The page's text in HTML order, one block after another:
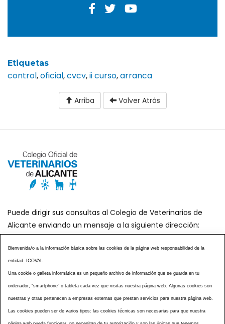
Etiquetas
control,oficial,cvcv,ii curso,arranca
Arriba Volver Atrás
Puede dirigir sus consultas al Colegio de Veterinarios de
Alicante enviando un mensaje a la siguiente dirección:
secretaria@icoval.org
¿SABÍAS QUÉ?
CENTROS VETERINARIOS
TABLÓN ANUNCIOS
CURSOS Y EVENTOS
TÉRMINOS Y CONDICIONES
ESPECIAL COVID 19
Bienvenida/o a la información básica sobre las cookies de la página web responsabilidad de la
entidad: ICOVAL
Una cookie o galleta informática es un pequeño archivo de información que se guarda en tu
ordenador, “smartphone” o tableta cada vez que visitas nuestra página web. Algunas cookies son
nuestras y otras pertenecen a empresas externas que prestan servicios para nuestra página web.
Las cookies pueden ser de varios tipos: las cookies técnicas son necesarias para que nuestra